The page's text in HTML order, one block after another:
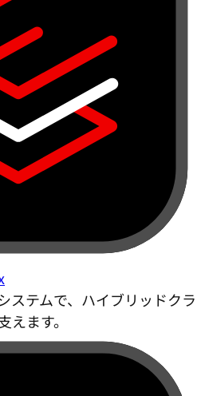
ステムで、ハイブリッドクラ
ます。